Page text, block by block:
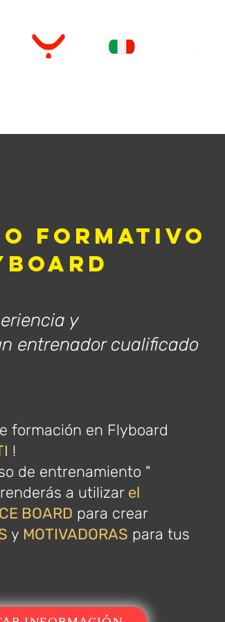
Formativo
y
entrenador cualificado
formación en Flyboard
!
de entrenamiento "
a utilizar el
BOARD para crear
y MOTIVADORAS para tus